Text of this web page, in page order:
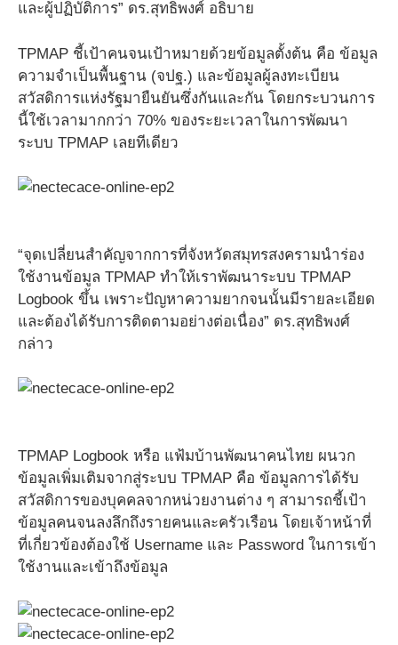
และผู้ปฏิบัติการ” ดร.สุทธิพงศ์ อธิบาย
TPMAP ชี้เป้าคนจนเป้าหมายด้วยข้อมูลตั้งต้น คือ ข้อมูล
ความจำเป็นพื้นฐาน (จปฐ.) และข้อมูลผู้ลงทะเบียน
สวัสดิการแห่งรัฐมายืนยันซึ่งกันและกัน โดยกระบวนการ
นี้ใช้เวลามากกว่า 70% ของระยะเวลาในการพัฒนา
ระบบ TPMAP เลยทีเดียว
“จุดเปลี่ยนสำคัญจากการที่จังหวัดสมุทรสงครามนำร่อง
ใช้งานข้อมูล TPMAP ทำให้เราพัฒนาระบบ TPMAP
Logbook ขึ้น เพราะปัญหาความยากจนนั้นมีรายละเอียด
และต้องได้รับการติดตามอย่างต่อเนื่อง” ดร.สุทธิพงศ์
กล่าว
TPMAP Logbook หรือ แฟ้มบ้านพัฒนาคนไทย ผนวก
ข้อมูลเพิ่มเติมจากสู่ระบบ TPMAP คือ ข้อมูลการได้รับ
สวัสดิการของบุคคลจากหน่วยงานต่าง ๆ สามารถชี้เป้า
ข้อมูลคนจนลงลึกถึงรายคนและครัวเรือน โดยเจ้าหน้าที่
ที่เกี่ยวข้องต้องใช้ Username และ Password ในการเข้า
ใช้งานและเข้าถึงข้อมูล